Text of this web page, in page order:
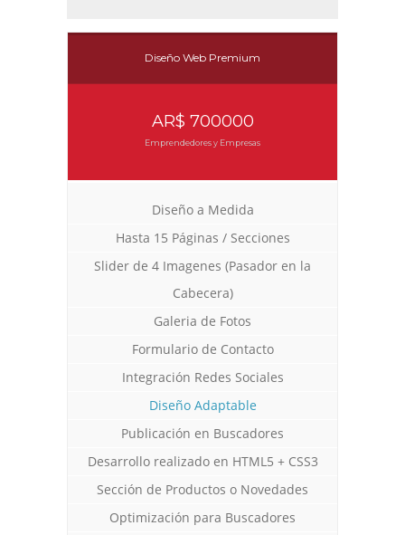
Diseño Web Premium
AR$ 700000
Emprendedores y Empresas
Diseño a Medida
Hasta 15 Páginas / Secciones
Slider de 4 Imagenes (Pasador en la
Cabecera)
Galeria de Fotos
Formulario de Contacto
Integración Redes Sociales
Diseño Adaptable
Publicación en Buscadores
Desarrollo realizado en HTML5 + CSS3
Sección de Productos o Novedades
Optimización para Buscadores
Diseño Web a Medida para